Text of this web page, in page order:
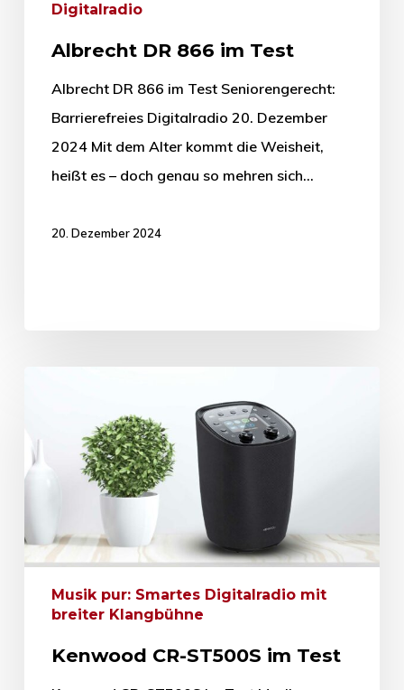
Digitalradio
Albrecht DR 866 im Test
Albrecht DR 866 im Test Seniorengerecht:
Barrierefreies Digitalradio 20. Dezember
2024 Mit dem Alter kommt die Weisheit,
heißt es – doch genau so mehren sich…
20. Dezember 2024
Musik pur: Smartes Digitalradio mit
breiter Klangbühne
Kenwood CR-ST500S im Test